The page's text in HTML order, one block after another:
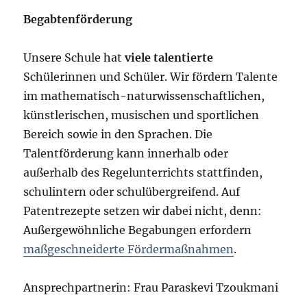
Begabtenförderung
Unsere Schule hatviele talentierte
Schülerinnen und Schüler. Wir fördern Talente
im mathematisch-naturwissenschaftlichen,
künstlerischen, musischen und sportlichen
Bereich sowie in den Sprachen. Die
Talentförderung kann innerhalb oder
außerhalb des Regelunterrichts stattfinden,
schulintern oder schulübergreifend. Auf
Patentrezepte setzen wir dabei nicht, denn:
Außergewöhnliche Begabungen erfordern
maßgeschneiderte Fördermaßnahmen.
Ansprechpartnerin: Frau Paraskevi Tzoukmani